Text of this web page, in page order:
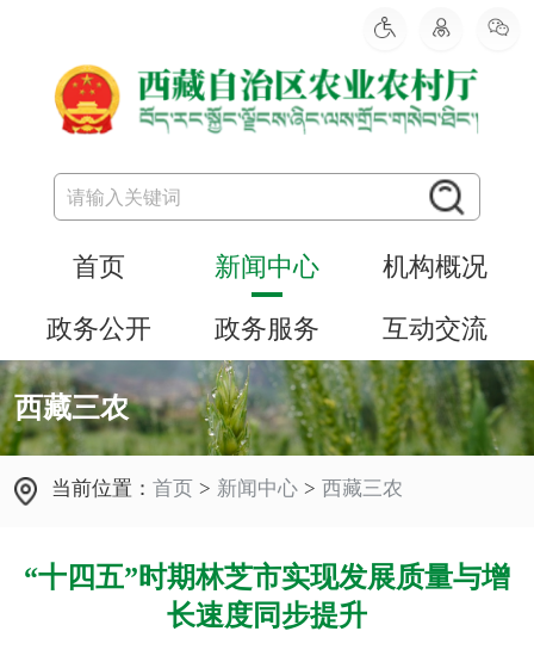
首页 新闻中心 机构概况
政务公开 政务服务 互动交流
西藏三农
当前位置：首页 > 新闻中心 > 西藏三农
“十四五”时期林芝市实现发展质量与增
长速度同步提升